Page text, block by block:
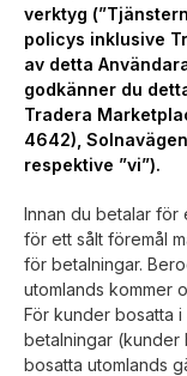
verktyg
policys inklusive
av detta
godkänner du
Tradera
4642),
respektive ”vi”).
Innan du betalar för
för ett sålt föremål
för betalningar.
utomlands kommer
För kunder bosatta
betalningar (kunder
bosatta utomlands